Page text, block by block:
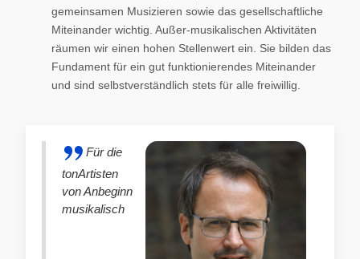
gemeinsamen Musizieren sowie das gesellschaftliche
Miteinander wichtig. Außer-musikalischen Aktivitäten
räumen wir einen hohen Stellenwert ein. Sie bilden das
Fundament für ein gut funktionierendes Miteinander
und sind selbstverständlich stets für alle freiwillig.
Für die
tonArtisten
von Anbeginn
musikalisch